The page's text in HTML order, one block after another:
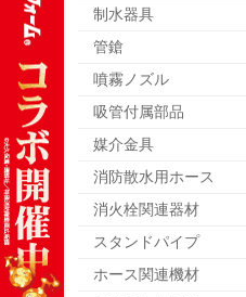
制水器具
管鎗
噴霧ノズル
吸管付属部品
媒介金具
消防散水用ホース
消火栓関連器材
スタンドパイプ
ホース関連機材